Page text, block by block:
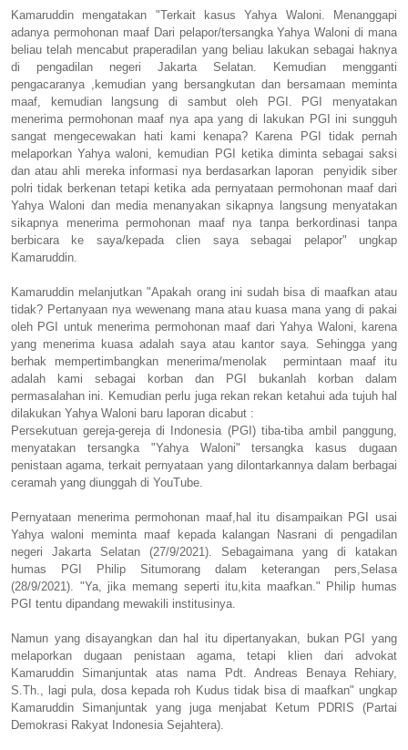
Kamaruddin mengatakan "Terkait kasus Yahya Waloni. Menanggapi
adanya permohonan maaf Dari pelapor/tersangka Yahya Waloni di mana
beliau telah mencabut praperadilan yang beliau lakukan sebagai haknya
di pengadilan negeri Jakarta Selatan. Kemudian mengganti
pengacaranya ,kemudian yang bersangkutan dan bersamaan meminta
maaf, kemudian langsung di sambut oleh PGI. PGI menyatakan
menerima permohonan maaf nya apa yang di lakukan PGI ini sungguh
sangat mengecewakan hati kami kenapa? Karena PGI tidak pernah
melaporkan Yahya waloni, kemudian PGI ketika diminta sebagai saksi
dan atau ahli mereka informasi nya berdasarkan laporan penyidik siber
polri tidak berkenan tetapi ketika ada pernyataan permohonan maaf dari
Yahya Waloni dan media menanyakan sikapnya langsung menyatakan
sikapnya menerima permohonan maaf nya tanpa berkordinasi tanpa
berbicara ke saya/kepada clien saya sebagai pelapor" ungkap
Kamaruddin.
Kamaruddin melanjutkan "Apakah orang ini sudah bisa di maafkan atau
tidak? Pertanyaan nya wewenang mana atau kuasa mana yang di pakai
oleh PGI untuk menerima permohonan maaf dari Yahya Waloni, karena
yang menerima kuasa adalah saya atau kantor saya. Sehingga yang
berhak mempertimbangkan menerima/menolak permintaan maaf itu
adalah kami sebagai korban dan PGI bukanlah korban dalam
permasalahan ini. Kemudian perlu juga rekan rekan ketahui ada tujuh hal
dilakukan Yahya Waloni baru laporan dicabut :
Persekutuan gereja-gereja di Indonesia (PGI) tiba-tiba ambil panggung,
menyatakan tersangka "Yahya Waloni" tersangka kasus dugaan
penistaan agama, terkait pernyataan yang dilontarkannya dalam berbagai
ceramah yang diunggah di YouTube.
Pernyataan menerima permohonan maaf,hal itu disampaikan PGI usai
Yahya waloni meminta maaf kepada kalangan Nasrani di pengadilan
negeri Jakarta Selatan (27/9/2021). Sebagaimana yang di katakan
humas PGI Philip Situmorang dalam keterangan pers,Selasa
(28/9/2021). "Ya, jika memang seperti itu,kita maafkan." Philip humas
PGI tentu dipandang mewakili institusinya.
Namun yang disayangkan dan hal itu dipertanyakan, bukan PGI yang
melaporkan dugaan penistaan agama, tetapi klien dari advokat
Kamaruddin Simanjuntak atas nama Pdt. Andreas Benaya Rehiary,
S.Th., lagi pula, dosa kepada roh Kudus tidak bisa di maafkan" ungkap
Kamaruddin Simanjuntak yang juga menjabat Ketum PDRIS (Partai
Demokrasi Rakyat Indonesia Sejahtera).